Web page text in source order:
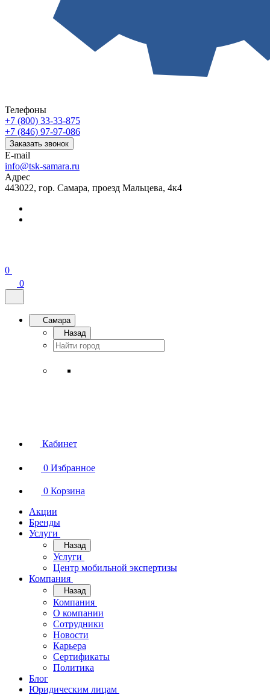
Телефоны
+7 (800) 33-33-875
+7 (846) 97-97-086
Заказать звонок
E-mail
info@tsk-samara.ru
Адрес
443022, гор. Самара, проезд Мальцева, 4к4
0
0
Самара
Назад
Кабинет
0 Избранное
0 Корзина
Акции
Бренды
Услуги
Назад
Услуги
Центр мобильной экспертизы
Компания
Назад
Компания
О компании
Сотрудники
Новости
Карьера
Сертификаты
Политика
Блог
Юридическим лицам